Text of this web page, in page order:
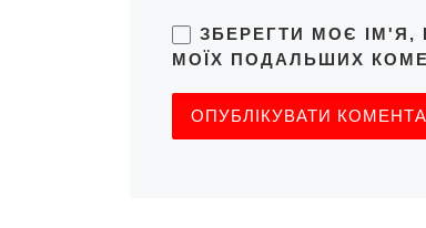
ЗБЕРЕГТИ МОЄ ІМ'Я,
МОЇХ ПОДАЛЬШИХ